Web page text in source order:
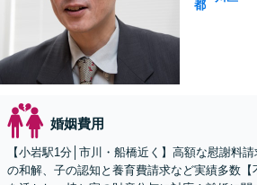
都
婚姻費用
【小岩駅1分│市川・船橋近く】高額な慰謝料
の和解、子の認知と養育費請求など実績多数